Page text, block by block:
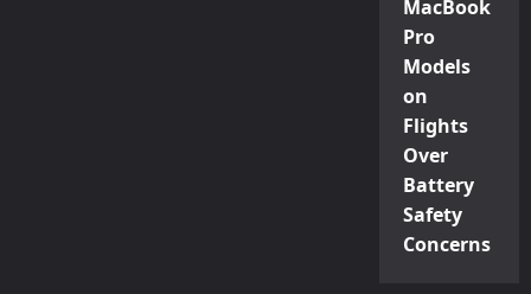
MacBook
Pro
Models
on
Flights
Over
Battery
Safety
Concerns